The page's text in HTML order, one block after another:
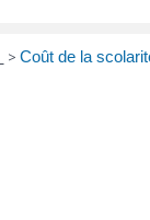
> Coût de la